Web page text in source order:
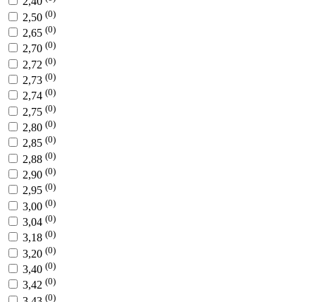
2,50 (0)
2,65 (0)
2,70 (0)
2,72 (0)
2,73 (0)
2,74 (0)
2,75 (0)
2,80 (0)
2,85 (0)
2,88 (0)
2,90 (0)
2,95 (0)
3,00 (0)
3,04 (0)
3,18 (0)
3,20 (0)
3,40 (0)
3,42 (0)
(0)